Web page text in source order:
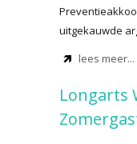
uitgekauwde
lees meer...
Longarts